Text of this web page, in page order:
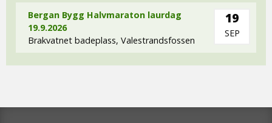
Bergan Bygg Halvmaraton laurdag
19.9.2026
Brakvatnet badeplass, Valestrandsfossen
19
SEP